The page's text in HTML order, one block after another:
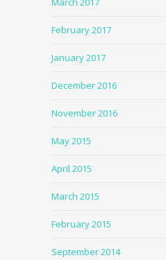
February 2017
January 2017
December 2016
November 2016
May 2015
April 2015
March 2015
February 2015
September 2014